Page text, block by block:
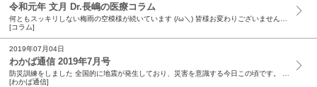
令和元年 文月 Dr.長嶋の医療コラム
何ともスッキリしない梅雨の空模様が続いています (/ω＼) 皆様お変わりございませんでしょうか ?! ジメジメとしてなんとなく気分がすっきりとしない毎日かと思われます...
[コラム]
2019年07月04日
わかば通信 2019年7月号
防災訓練をしました 全国的に地震が発生しており、災害を意識する今日この頃です。 当院でも定期的に防災訓練を行って、いざという時にきちんと行動できるよう職員教育に取り組んでいます。 ６月２６日（...
[わかば通信]